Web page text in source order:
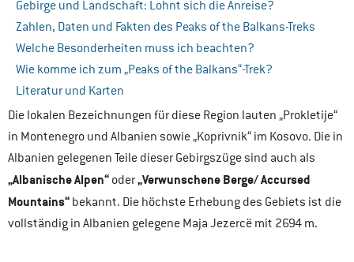
Gebirge und Landschaft: Lohnt sich die Anreise?
Zahlen, Daten und Fakten des Peaks of the Balkans-Treks
Welche Besonderheiten muss ich beachten?
Wie komme ich zum „Peaks of the Balkans“-Trek?
Literatur und Karten
Die lokalen Bezeichnungen für diese Region lauten „Prokletije“
in Montenegro und Albanien sowie „Koprivnik“ im Kosovo. Die in
Albanien gelegenen Teile dieser Gebirgszüge sind auch als
„Albanische Alpen“ oder„Verwunschene Berge/ Accursed
Mountains“ bekannt. Die höchste Erhebung des Gebiets ist die
vollständig in Albanien gelegene Maja Jezercë mit 2694 m.